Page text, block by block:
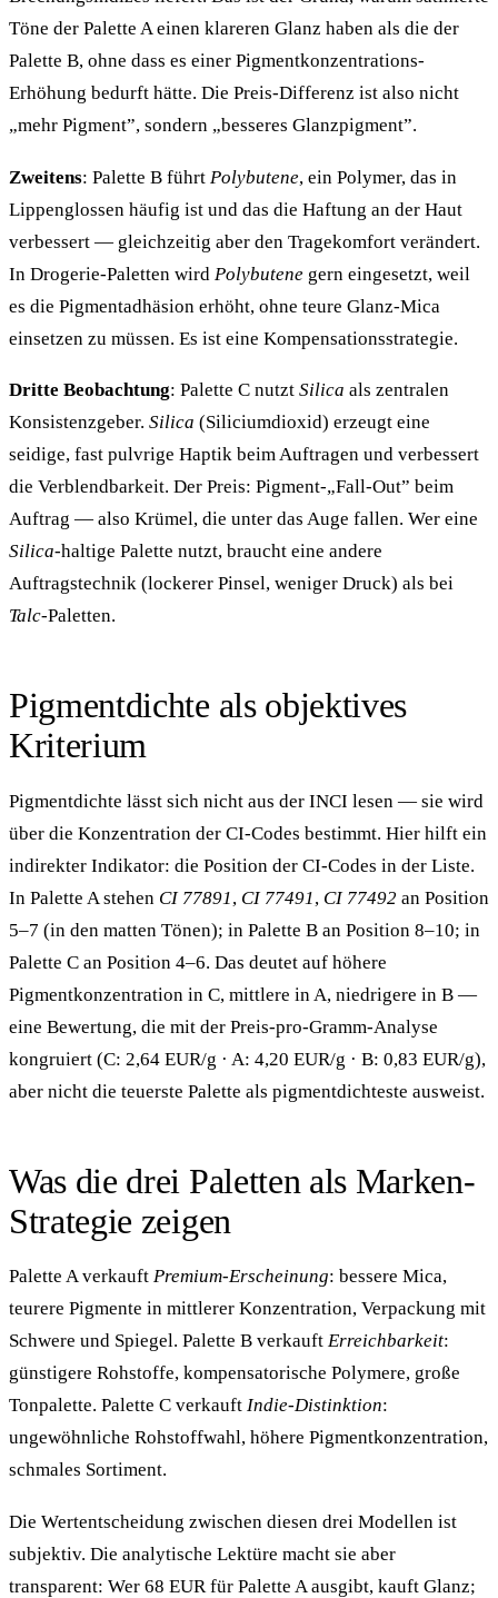
Töne der Palette A einen klareren Glanz haben als die der
Palette B, ohne dass es einer Pigmentkonzentrations-
Erhöhung bedurft hätte. Die Preis-Differenz ist also nicht
„mehr Pigment”, sondern „besseres Glanzpigment”.
Zweitens: Palette B führt Polybutene, ein Polymer, das in
Lippenglossen häufig ist und das die Haftung an der Haut
verbessert — gleichzeitig aber den Tragekomfort verändert.
In Drogerie-Paletten wird Polybutene gern eingesetzt, weil
es die Pigmentadhäsion erhöht, ohne teure Glanz-Mica
einsetzen zu müssen. Es ist eine Kompensationsstrategie.
Dritte Beobachtung: Palette C nutzt Silica als zentralen
Konsistenzgeber. Silica (Siliciumdioxid) erzeugt eine
seidige, fast pulvrige Haptik beim Auftragen und verbessert
die Verblendbarkeit. Der Preis: Pigment-„Fall-Out” beim
Auftrag — also Krümel, die unter das Auge fallen. Wer eine
Silica-haltige Palette nutzt, braucht eine andere
Auftragstechnik (lockerer Pinsel, weniger Druck) als bei
Talc-Paletten.
Pigmentdichte als objektives
Kriterium
Pigmentdichte lässt sich nicht aus der INCI lesen — sie wird
über die Konzentration der CI-Codes bestimmt. Hier hilft ein
indirekter Indikator: die Position der CI-Codes in der Liste.
In Palette A stehen CI 77891, CI 77491, CI 77492 an Position
5–7 (in den matten Tönen); in Palette B an Position 8–10; in
Palette C an Position 4–6. Das deutet auf höhere
Pigmentkonzentration in C, mittlere in A, niedrigere in B —
eine Bewertung, die mit der Preis-pro-Gramm-Analyse
kongruiert (C: 2,64 EUR/g · A: 4,20 EUR/g · B: 0,83 EUR/g),
aber nicht die teuerste Palette als pigmentdichteste ausweist.
Was die drei Paletten als Marken-
Strategie zeigen
Palette A verkauft Premium-Erscheinung: bessere Mica,
teurere Pigmente in mittlerer Konzentration, Verpackung mit
Schwere und Spiegel. Palette B verkauft Erreichbarkeit:
günstigere Rohstoffe, kompensatorische Polymere, große
Tonpalette. Palette C verkauft Indie-Distinktion:
ungewöhnliche Rohstoffwahl, höhere Pigmentkonzentration,
schmales Sortiment.
Die Wertentscheidung zwischen diesen drei Modellen ist
subjektiv. Die analytische Lektüre macht sie aber
transparent: Wer 68 EUR für Palette A ausgibt, kauft Glanz;